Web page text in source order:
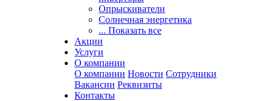
Опрыскиватели
Солнечная энергетика
... Показать все
Акции
Услуги
О компании
О компании Новости Сотрудники
Вакансии Реквизиты
Контакты